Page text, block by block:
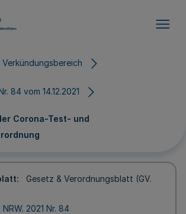
Verkündungsbereich
84 vom 14.12.2021
Corona-Test- und
Gesetz & Verordnungsblatt (GV.
NRW. 2021 Nr. 84